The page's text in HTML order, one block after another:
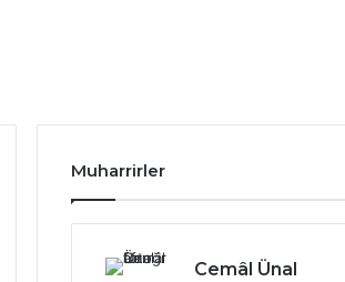
Muharrirler
Cemâl Ünal